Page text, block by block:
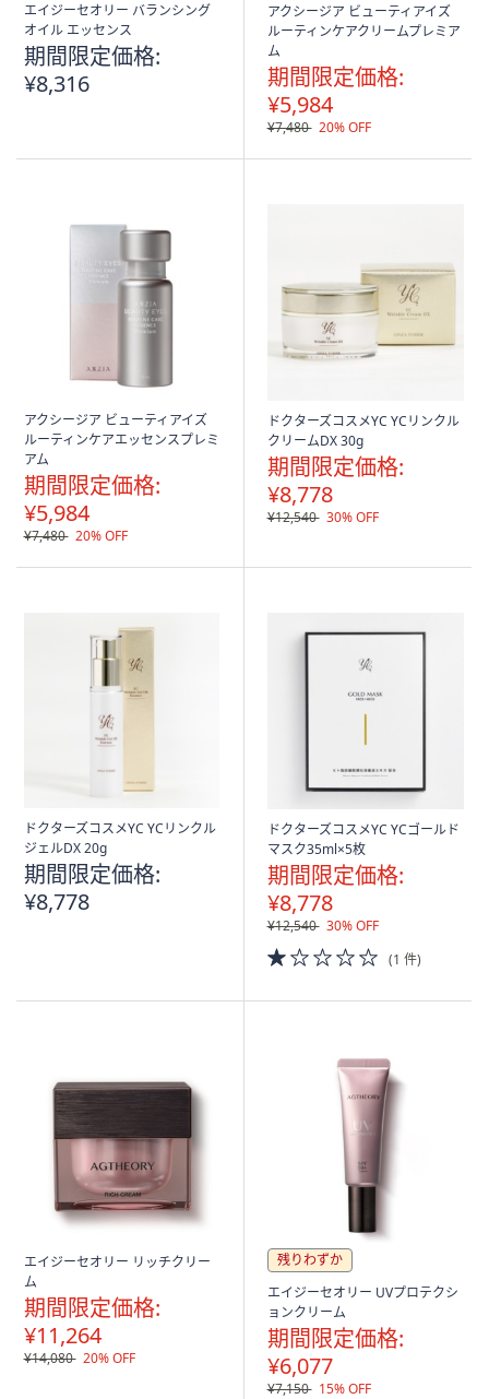
エイジーセオリー バランシング
オイル エッセンス
期間限定価格:
¥8,316
アクシージア ビューティアイズ
ルーティンケアクリームプレミア
ム
期間限定価格:
¥5,984
¥7,480 20% OFF
アクシージア ビューティアイズ
ルーティンケアエッセンスプレミ
アム
期間限定価格:
¥5,984
¥7,480 20% OFF
ドクターズコスメYC YCリンクル
クリームDX 30g
期間限定価格:
¥8,778
¥12,540 30% OFF
ドクターズコスメYC YCリンクル
ジェルDX 20g
期間限定価格:
¥8,778
ドクターズコスメYC YCゴールド
マスク35ml×5枚
期間限定価格:
¥8,778
¥12,540 30% OFF
1.0
of
(1 件)
エイジーセオリー リッチクリー
ム
期間限定価格:
¥11,264
¥14,080 20% OFF
残りわずか
エイジーセオリー UVプロテクシ
ョンクリーム
期間限定価格:
¥6,077
¥7,150 15% OFF